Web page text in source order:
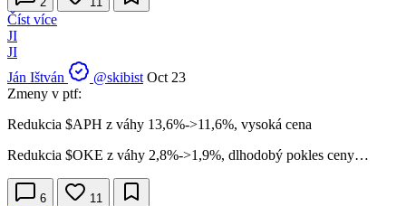
Číst více
JI
JI
Ján Ištván
@skibist Oct 23
Zmeny v ptf:
Redukcia $APH z váhy 13,6%->11,6%, vysoká cena
Redukcia $OKE z váhy 2,8%->1,9%, dlhodobý pokles ceny…
6 11